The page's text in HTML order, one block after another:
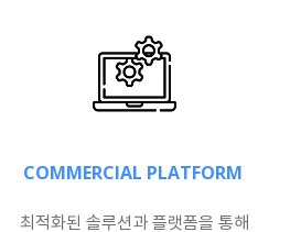
COMMERCIAL PLATFORM
최적화된 솔루션과 플랫폼을 통해